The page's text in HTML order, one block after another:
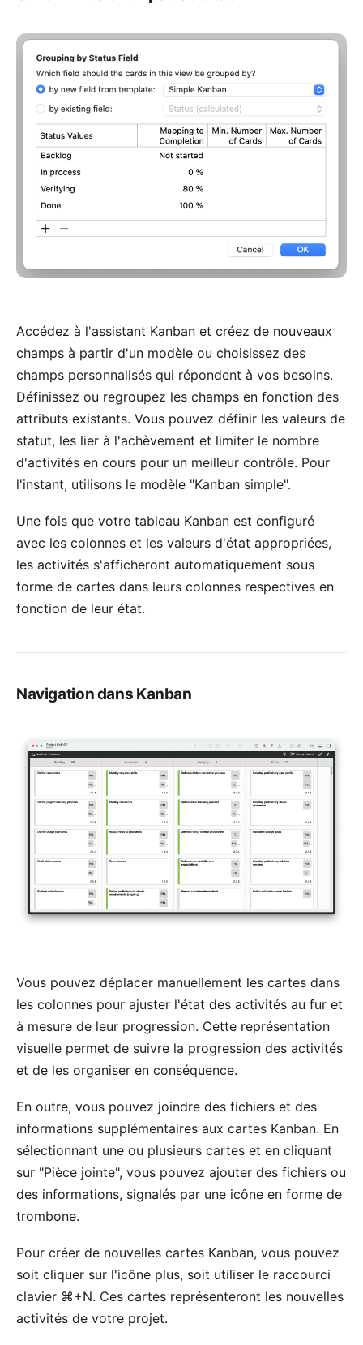
Accédez à l'assistant Kanban et créez de nouveaux
champs à partir d'un modèle ou choisissez des
champs personnalisés qui répondent à vos besoins.
Définissez ou regroupez les champs en fonction des
attributs existants. Vous pouvez définir les valeurs de
statut, les lier à l'achèvement et limiter le nombre
d'activités en cours pour un meilleur contrôle. Pour
l'instant, utilisons le modèle "Kanban simple".
Une fois que votre tableau Kanban est configuré
avec les colonnes et les valeurs d'état appropriées,
les activités s'afficheront automatiquement sous
forme de cartes dans leurs colonnes respectives en
fonction de leur état.
Navigation dans Kanban
Vous pouvez déplacer manuellement les cartes dans
les colonnes pour ajuster l'état des activités au fur et
à mesure de leur progression. Cette représentation
visuelle permet de suivre la progression des activités
et de les organiser en conséquence.
En outre, vous pouvez joindre des fichiers et des
informations supplémentaires aux cartes Kanban. En
sélectionnant une ou plusieurs cartes et en cliquant
sur "Pièce jointe", vous pouvez ajouter des fichiers ou
des informations, signalés par une icône en forme de
trombone.
Pour créer de nouvelles cartes Kanban, vous pouvez
soit cliquer sur l'icône plus, soit utiliser le raccourci
clavier ⌘+N. Ces cartes représenteront les nouvelles
activités de votre projet.